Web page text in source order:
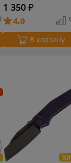
1 350 ₽
4.0
В корзину